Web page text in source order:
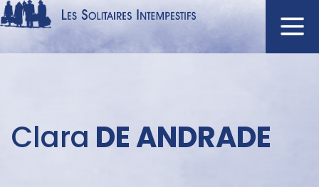
Aller
au
principal
Navigation
NOUVEAUTÉS
auteur
Clara DE ANDRADE